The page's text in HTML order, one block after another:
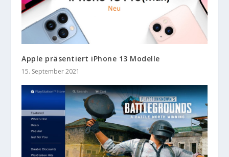
Apple präsentiert iPhone 13 Modelle
15. September 2021